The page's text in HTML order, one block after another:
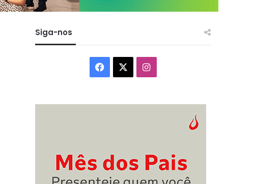
Siga-nos
Facebook Instagram